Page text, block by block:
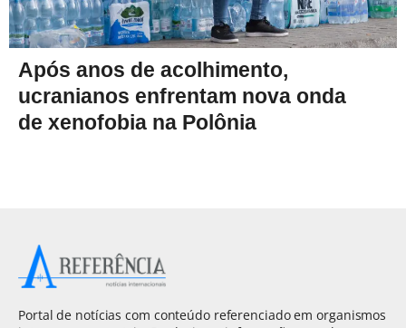
Após anos de acolhimento,
ucranianos enfrentam nova onda
de xenofobia na Polônia
Portal de notícias com conteúdo referenciado em organismos